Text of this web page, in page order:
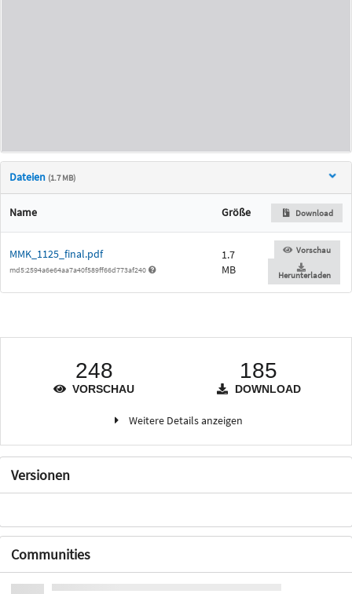
Dateien (1.7 MB)
Name Größe Download
MMK_1125_final.pdf
md5:2594a6e64aa7a40f589ff66d773af240
1.7
MB
Vorschau
Herunterladen
248
VORSCHAU
185
DOWNLOAD
Weitere Details anzeigen
Versionen
Communities